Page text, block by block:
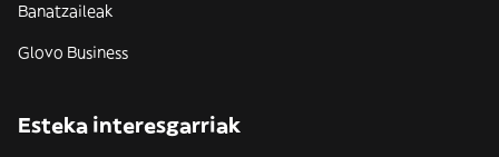
Banatzaileak
Glovo Business
Esteka interesgarriak